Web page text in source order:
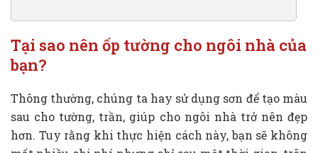
Tại sao nên ốp tường cho ngôi nhà của
bạn?
Thông thường, chúng ta hay sử dụng sơn để tạo màu
sau cho tường, trần, giúp cho ngôi nhà trở nên đẹp
hơn. Tuy rằng khi thực hiện cách này, bạn sẽ không